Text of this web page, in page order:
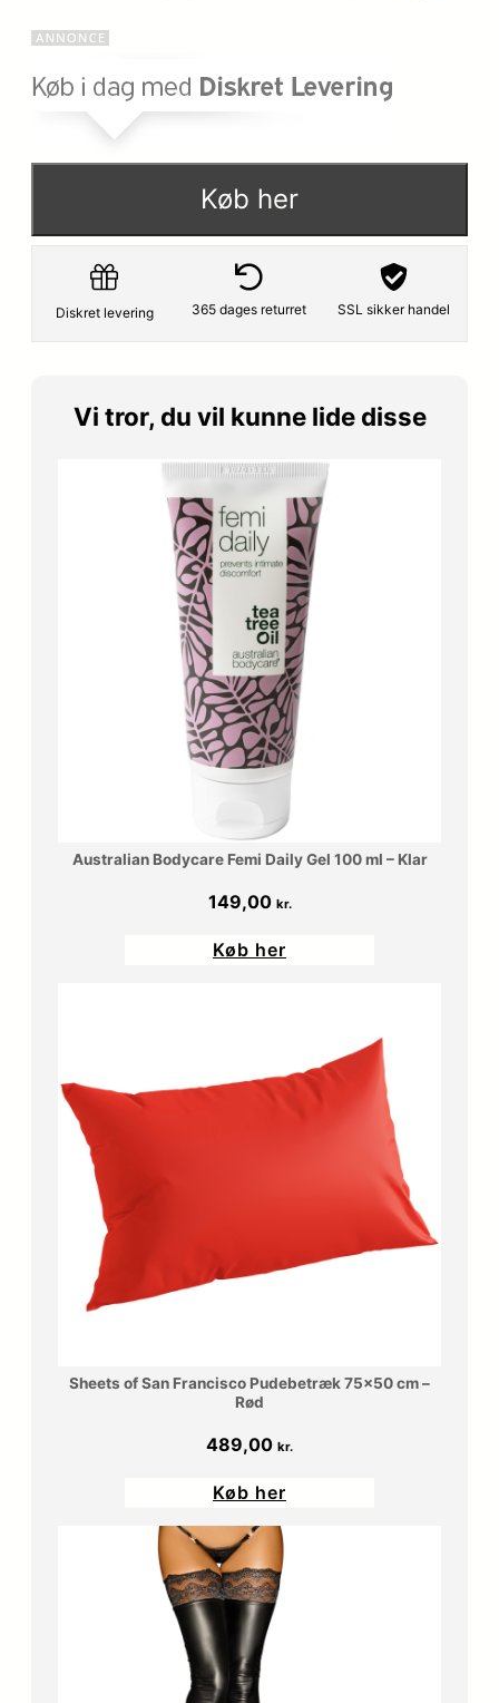
Køb her
Diskret levering 365 dages returret SSL sikker handel
Vi tror, du vil kunne lide disse
Australian Bodycare Femi Daily Gel 100 ml – Klar
149,00 kr.
Køb her
Sheets of San Francisco Pudebetræk 75×50 cm –
Rød
489,00 kr.
Køb her